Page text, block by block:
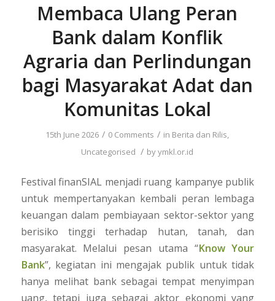
Membaca Ulang Peran
Bank dalam Konflik
Agraria dan Perlindungan
bagi Masyarakat Adat dan
Komunitas Lokal
15th June 2026 / 0 Comments / in Berita dan Rilis,
Uncategorised / byymkl.or.id
Festival finanSIAL menjadi ruang kampanye publik
untuk mempertanyakan kembali peran lembaga
keuangan dalam pembiayaan sektor-sektor yang
berisiko tinggi terhadap hutan, tanah, dan
masyarakat. Melalui pesan utama “Know Your
Bank”, kegiatan ini mengajak publik untuk tidak
hanya melihat bank sebagai tempat menyimpan
uang, tetapi juga sebagai aktor ekonomi yang